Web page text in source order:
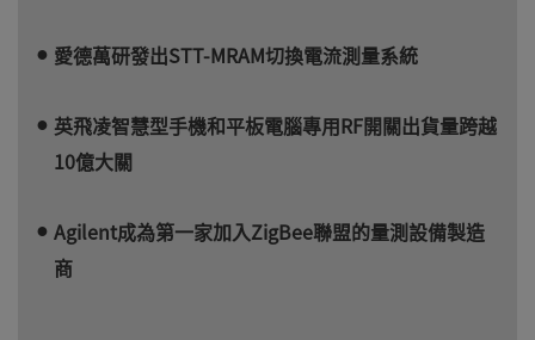
愛德萬研發出STT-MRAM切換電流測量系統
英飛凌智慧型手機和平板電腦專用RF開關出貨量跨越
10億大關
Agilent成為第一家加入ZigBee聯盟的量測設備製造
商